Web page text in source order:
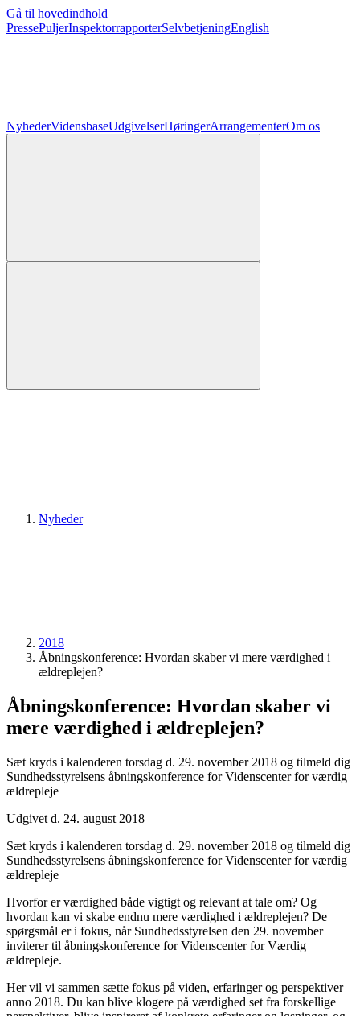
Gå til hovedindhold
PressePuljerInspektorrapporterSelvbetjeningEnglish
NyhederVidensbaseUdgivelserHøringerArrangementerOm os
Nyheder
2018
Åbnings­konference: Hvordan skaber vi mere værdighed i
ældreplejen?
Åbnings­konference: Hvordan skaber vi
mere værdighed i ældreplejen?
Sæt kryds i kalenderen torsdag d. 29. november 2018 og tilmeld dig
Sundhedsstyrelsens åbningskonference for Videnscenter for værdig
ældrepleje
Udgivet d. 24. august 2018
Sæt kryds i kalenderen torsdag d. 29. november 2018 og tilmeld dig
Sundhedsstyrelsens åbningskonference for Videnscenter for værdig
ældrepleje
Hvorfor er værdighed både vigtigt og relevant at tale om? Og
hvordan kan vi skabe endnu mere værdighed i ældreplejen? De
spørgsmål er i fokus, når Sundhedsstyrelsen den 29. november
inviterer til åbningskonference for Videnscenter for Værdig
ældrepleje.
Her vil vi sammen sætte fokus på viden, erfaringer og perspektiver
anno 2018. Du kan blive klogere på værdighed set fra forskellige